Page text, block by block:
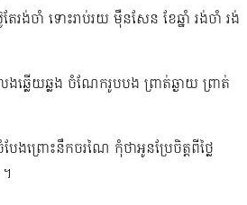
រង់ចាំ ទោះរាប់រយ ម៉ឺនសែន ខែឆ្នាំ រង់ចាំ រង់
ឆ្លើយឆ្លង ចំណែករូបបង ព្រាត់ឆ្ងាយ​ ព្រាត់
ែងព្រោះនឹកចរណៃ កុំថាអូនប្រែចិត្តពីថ្លៃ